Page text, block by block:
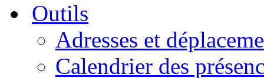
Outils
Adresses et
Calendrier des